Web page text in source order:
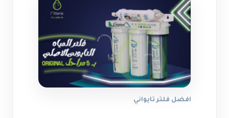
افضل فلتر تايواني